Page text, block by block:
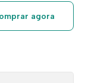
agora